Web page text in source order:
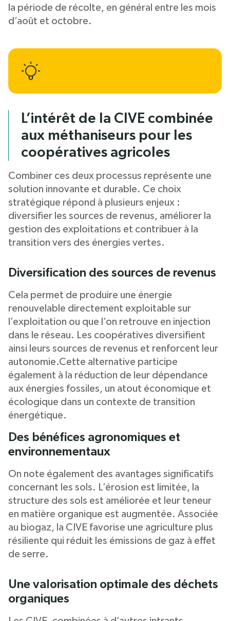
la période de récolte, en général entre les mois
d’août et octobre.
L’intérêt de la CIVE combinée
aux méthaniseurs pour les
coopératives agricoles
Combiner ces deux processus représente une
solution innovante et durable. Ce choix
stratégique répond à plusieurs enjeux :
diversifier les sources de revenus, améliorer la
gestion des exploitations et contribuer à la
transition vers des énergies vertes.
Diversification des sources de revenus
Cela permet de produire une énergie
renouvelable directement exploitable sur
l’exploitation ou que l’on retrouve en injection
dans le réseau. Les coopératives diversifient
ainsi leurs sources de revenus et renforcent leur
autonomie.Cette alternative participe
également à la réduction de leur dépendance
aux énergies fossiles, un atout économique et
écologique dans un contexte de transition
énergétique.
Des bénéfices agronomiques et
environnementaux
On note également des avantages significatifs
concernant les sols. L’érosion est limitée, la
structure des sols est améliorée et leur teneur
en matière organique est augmentée. Associée
au biogaz, la CIVE favorise une agriculture plus
résiliente qui réduit les émissions de gaz à effet
de serre.
Une valorisation optimale des déchets
organiques